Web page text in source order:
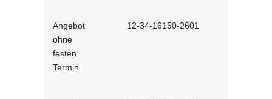
Angebot
ohne
festen
Termin
12-34-16150-2601